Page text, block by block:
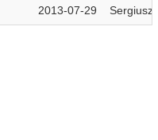
2013-07-29 Sergiusz